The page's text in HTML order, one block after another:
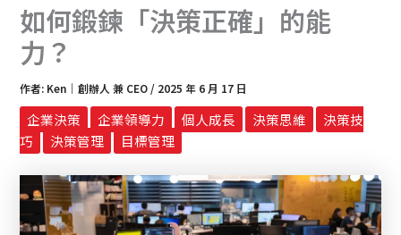
如何鍛鍊「決策正確」的能
力？
作者: Ken｜創辦人 兼 CEO / 2025 年 6 月 17 日
企業決策 企業領導力 個人成長 決策思維
決策技
巧
決策管理 目標管理